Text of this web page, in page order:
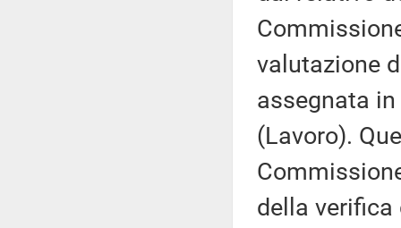
valutazione
assegnata
(Lavoro).
della